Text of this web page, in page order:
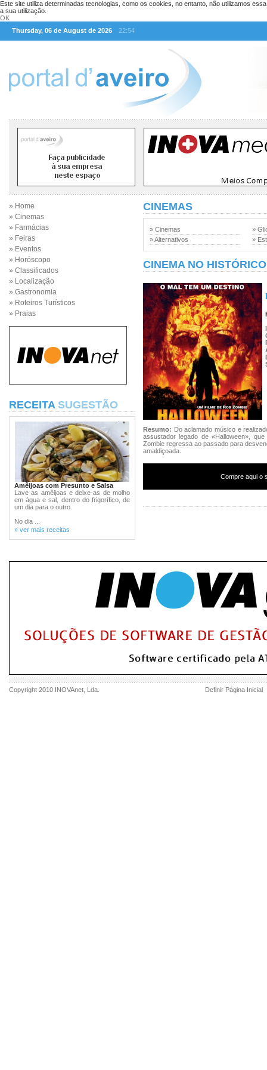
Este site utiliza determinadas tecnologias, como os cookies, no entanto, não utilizamos
a sua utilização.
OK
Thursday, 06 de August de 2026
22:54
» Home
» Cinemas
» Farmácias
» Feiras
» Eventos
» Horóscopo
» Classificados
» Localização
» Gastronomia
» Roteiros Turísticos
» Praias
RECEITA SUGESTÃO
Amêijoas com Presunto e Salsa
Lave as amêijoas e deixe-as de molho
em água e sal, dentro do frigorífico, de
um dia para o outro.
No dia ...
» ver mais receitas
CINEMAS
» Cinemas
» Alternativos
»
»
CINEMA NO HISTÓRICO
Resumo: Do aclamado músico e
assustador legado de «Halloween»,
Zombie regressa ao passado para
amaldiçoada.
Compre aqui o
Copyright 2010 INOVAnet , Lda. Definir Página Inicial